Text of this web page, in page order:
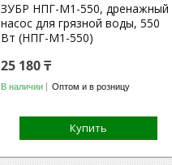
ЗУБР НПГ-М1-550, дренажный
насос для грязной воды, 550
Вт (НПГ-М1-550)
25 180 ₸
В наличии Оптом и в розницу
Купить